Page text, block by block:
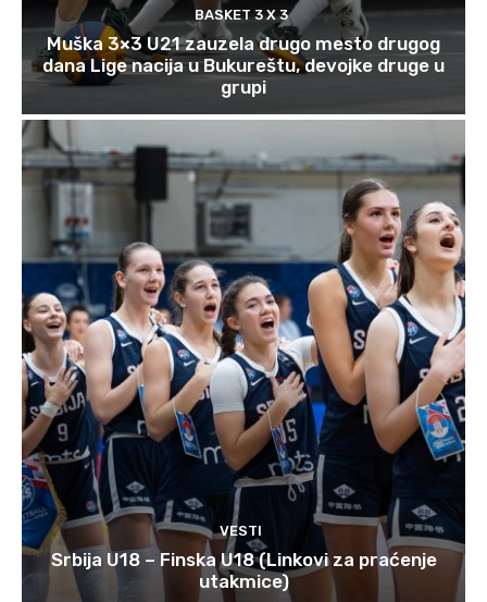
BASKET 3 X 3
Muška 3×3 U21 zauzela drugo mesto drugog
dana Lige nacija u Bukureštu, devojke druge u
grupi
VESTI
Srbija U18 – Finska U18 (Linkovi za praćenje
utakmice)